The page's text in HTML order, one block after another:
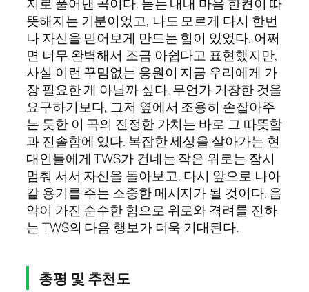
뜻해지는 기분이었고, 나도 모르게 다시 한번
나 자신을 믿어보게 만드는 힘이 있었다. 어쩌
면 너무 완벽해서 조금 아쉽다고 표현했지만,
사실 이런 꾸밈없는 응원이 지금 우리에게 가
장 필요한 게 아닐까 싶다. 무언가 거창한 것을
요구하기보다, 그저 옆에서 조용히 손잡아주
는 듯한 이 곡의 진정한 가치는 바로 그 따뜻함
과 진솔함에 있다. 복잡한 세상을 살아가는 현
대인들에게 TWS가 건네는 작은 위로는 잠시
멈춰 서서 자신을 돌아보고, 다시 앞으로 나아
갈 용기를 주는 소중한 메시지가 될 것이다. 음
악이 가진 순수한 힘으로 위로와 격려를 전하
는 TWS의 다음 행보가 더욱 기대된다.
총평 및 추천도